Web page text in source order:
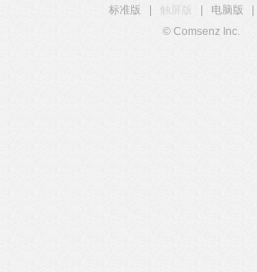
标准版
触屏版 电脑版
© Comsenz Inc.